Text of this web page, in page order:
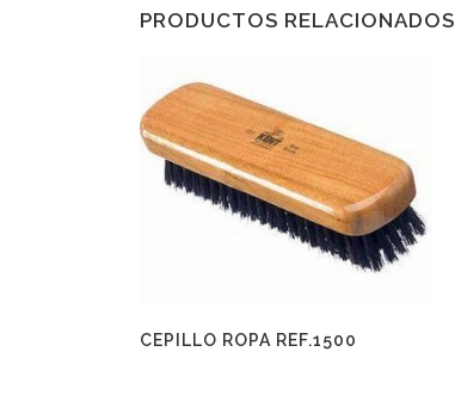
PRODUCTOS RELACIONADOS
CEPILLO ROPA REF.1500